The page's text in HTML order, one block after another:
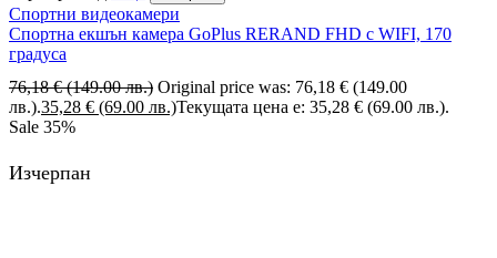
Спортни видеокамери
Спортна екшън камера GoPlus RERAND FHD с WIFI, 170
градуса
76,18€ (149.00 лв.) Original price was: 76,18 € (149.00
лв.).35,28 € (69.00 лв.)Текущата цена е: 35,28 € (69.00 лв.).
Sale 35%
Изчерпан